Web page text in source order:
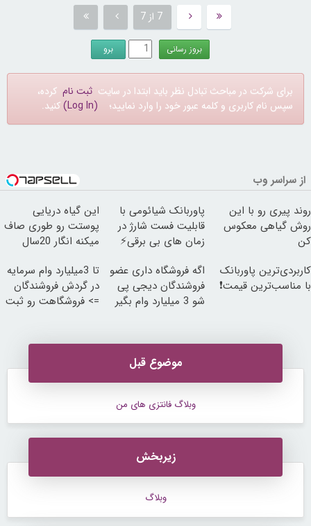
7 از 7
برای شرکت در مباحث تبادل نظر باید ابتدا در سایت ثبت نام کرده،
سپس نام کاربری و کلمه عبور خود را وارد نمایید؛ (Log In) کنید.
از سراسر وب
روند پیری رو با این
روش گیاهی معکوس
کن
پاوربانک شیائومی با
قابلیت فست شارژ در
زمان های بی برقی⚡
این گیاه دریایی
پوستت رو طوری صاف
میکنه انگار 20سال
کاربردی‌ترین پاوربانک
با مناسب‌ترین قیمت❗
اگه فروشگاه داری عضو
فروشندگان دیجی پی
شو 3 میلیارد وام بگیر
تا 3میلیارد وام سرمایه
در گردش فروشندگان
=> فروشگاهت رو ثبت
موضوع قبل
وبلاگ فانتزی های من
زیربخش
وبلاگ